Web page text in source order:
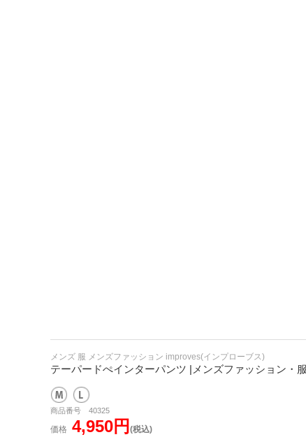
メンズ 服 メンズファッション improves(インプローブス)
テーパードぺインターパンツ |メンズファッション・
商品番号 40325
価格 4,950円 (税込)